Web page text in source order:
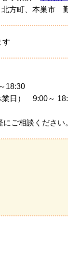
方町、本巣市
す
18:30
業日） 9:00～
ご相談ください